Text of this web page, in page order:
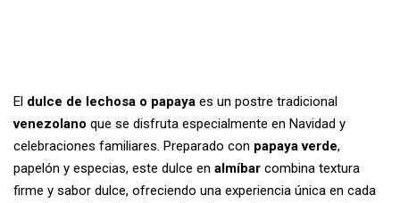
El dulce de lechosa o papaya es un postre tradicional
venezolano que se disfruta especialmente en Navidad y
celebraciones familiares. Preparado con papaya verde,
papelón y especias, este dulce en almíbar combina textura
firme y sabor dulce, ofreciendo una experiencia única en cada